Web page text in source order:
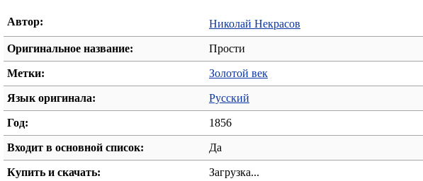
Автор: Николай Некрасов
Оригинальное название: Прости
Метки: Золотой век
Язык оригинала: Русский
Год: 1856
Входит в основной список: Да
Купить и скачать: Загрузка...